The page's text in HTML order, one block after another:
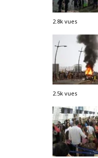
2.8k vues
2.5k vues